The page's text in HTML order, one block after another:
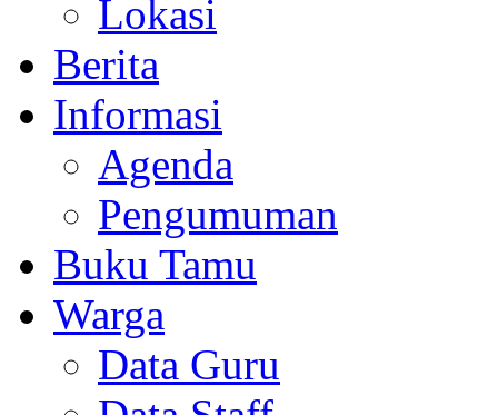
Lokasi
Berita
Informasi
Agenda
Pengumuman
Buku Tamu
Warga
Data Guru